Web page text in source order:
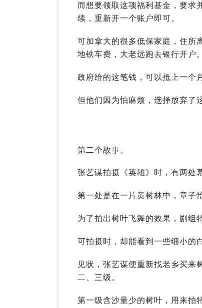
而想要领取这项福利基金，要求
续，重新开一个账户即可。
可加拿大的很多低保家庭，住所
地铁车费，大老远跑去银行开户。
政府给的这笔钱，可以抵上一个
但他们因为怕麻烦，选择放弃了
第二个故事。
张艺谋拍摄《英雄》时，有两处
第一处是在一片黄树林中，章子
为了拍出树叶飞舞的效果，剧组
可拍摄时，却能看到一些细小的
见状，张艺谋便重新找老乡买来
二、三级。
第一级含沙量少的树叶，用来拍